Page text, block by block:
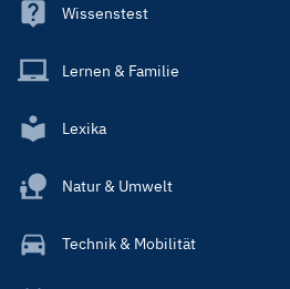
Wissenstest
Lernen & Familie
Lexika
Natur & Umwelt
Technik & Mobilität